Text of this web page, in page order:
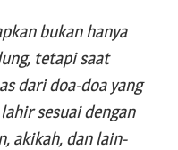
bukan hanya
tetapi saat
dari doa-doa yang
sesuai dengan
akikah, dan lain-